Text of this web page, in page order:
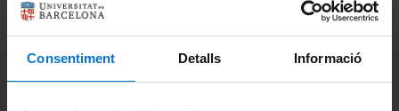
Consentiment Detalls Informació
El uso de las instalaciones del Campus Bellvitge por parte
Barcelona y el Hospital de Bellvitge.